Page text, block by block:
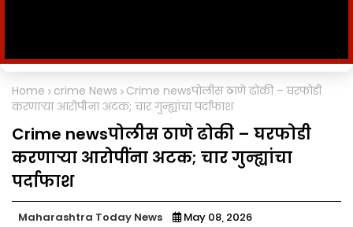
Home crime News
Crime newsपोलीस ठाणे ढोकी – घरफोडी
करणाऱ्या आरोपींना अटक; चार गुन्ह्यांचा पर्दाफाश
Crime newsपोलीस ठाणे ढोकी – घरफोडी
करणाऱ्या आरोपींना अटक; चार गुन्ह्यांचा
पर्दाफाश
Maharashtra Today News May 08, 2026